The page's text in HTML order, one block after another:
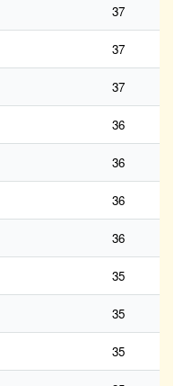
37
37
37
36
36
36
36
35
35
35